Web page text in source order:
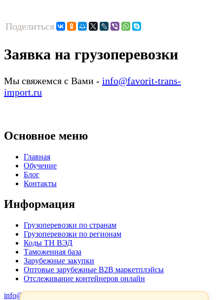
Поделиться
Заявка на грузоперевозки
Мы свяжемся с Вами - info@favorit-trans-
import.ru
Основное меню
Главная
Обучение
Блог
Контакты
Информация
Грузоперевозки по странам
Грузоперевозки по регионам
Коды ТН ВЭД
Таможенная база
Зарубежные закупки
Оптовые зарубежные B2B маркетплэйсы
Отслеживание контейнеров онлайн
info@favorit-trans-import.ru